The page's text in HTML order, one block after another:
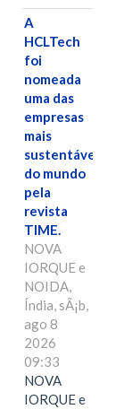
A
HCLTech
foi
nomeada
uma das
empresas
mais
sustentáveis
do mundo
pela
revista
TIME.
NOVA
IORQUE e
NOIDA,
Índia, sÃ¡b,
ago 8
2026
09:33
NOVA
IORQUE e